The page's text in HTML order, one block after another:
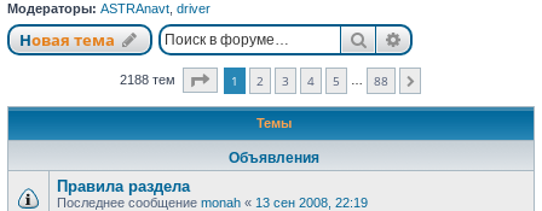
Модераторы: ASTRAnavt driver
Новая тема ПоискРасширенный
2188 тем Страница из
1 2 3 4 5 88
Темы
Объявления
Правила раздела
Последнее сообщение monah « 13 сен 2008, 22:19